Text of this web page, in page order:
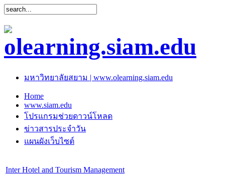
มหาวิทยาลัยสยาม | www.olearning.siam.edu
Home
www.siam.edu
โปรแกรมช่วยดาวน์โหลด
ข่าวสารประจำวัน
แผนผังเว็บไซต์
Inter Hotel and Tourism Management